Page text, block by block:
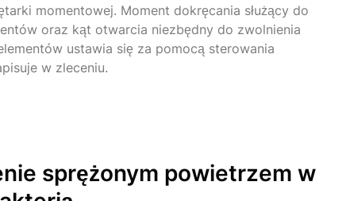
momentowej. Moment dokręcania służący do
oraz kąt otwarcia niezbędny do zwolnienia
ustawia się za pomocą sterowania
w zleceniu.
sprężonym powietrzem w